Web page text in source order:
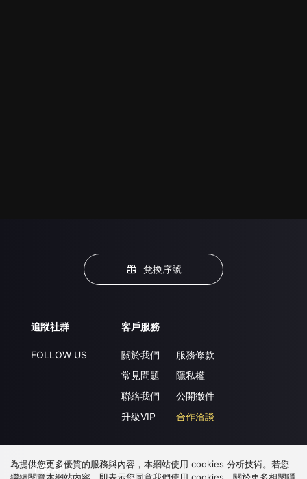
兌換序號
追蹤社群
FOLLOW US
客戶服務
關於我們
常見問題
聯絡我們
升級VIP
服務條款
隱私權
公開徵件
合作洽談
下載 APP
為提供您更多優質的服務與內容，本網站使用 cookies 分析技術。若您